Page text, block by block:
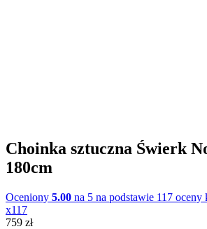
Choinka sztuczna Świerk
180cm
Oceniony 5.00 na 5 na podstawie 117 oceny
x117
759 zł